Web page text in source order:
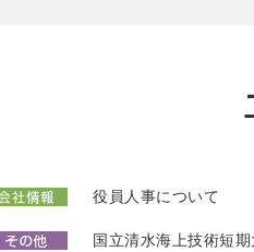
役員人事について
国立清水海上技術短